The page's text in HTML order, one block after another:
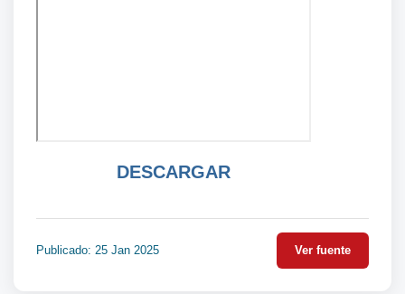
DESCARGAR
Publicado: 25 Jan 2025 Ver fuente